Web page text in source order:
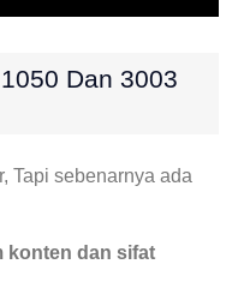
Dan 3003
Tapi sebenarnya ada
konten dan sifat